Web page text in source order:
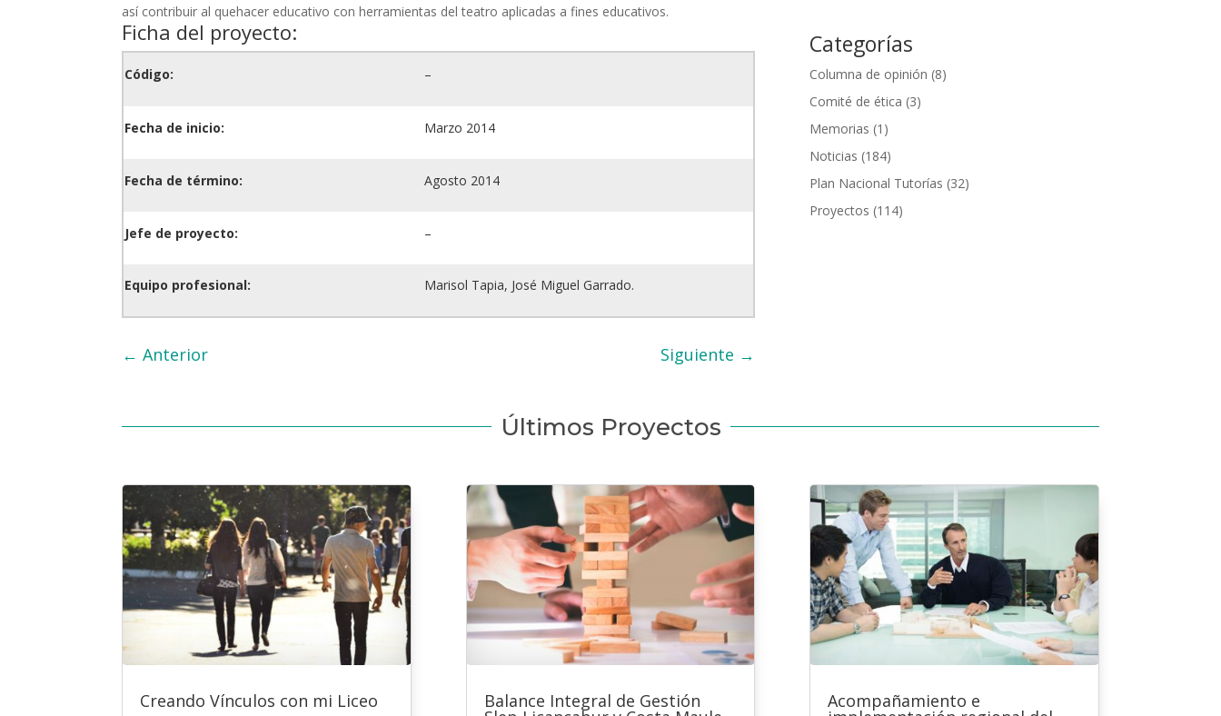
así contribuir al quehacer educativo con herramientas del teatro aplicadas a fines educativos.
Ficha del proyecto:
Código: –
Fecha de inicio: Marzo 2014
Fecha de término: Agosto 2014
Jefe de proyecto: –
Equipo profesional: Marisol Tapia, José Miguel Garrado.
←Anterior Siguiente →
Categorías
Columna de opinión (8)
Comité de ética (3)
Memorias (1)
Noticias (184)
Plan Nacional Tutorías (32)
Proyectos (114)
Últimos Proyectos
Creando Vínculos con mi Liceo Balance Integral de Gestión Acompañamiento e